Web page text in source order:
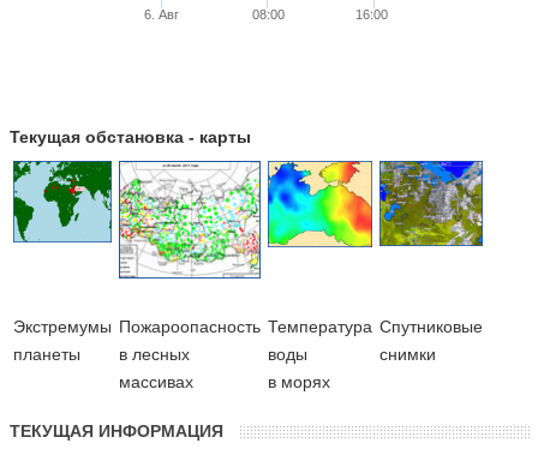
6. Авг 08:00 16:00
Текущая обстановка - карты
Экстремумы
планеты
Пожароопасность
в лесных
массивах
Температура
воды
в морях
Cпутниковые
снимки
ТЕКУЩАЯ ИНФОРМАЦИЯ